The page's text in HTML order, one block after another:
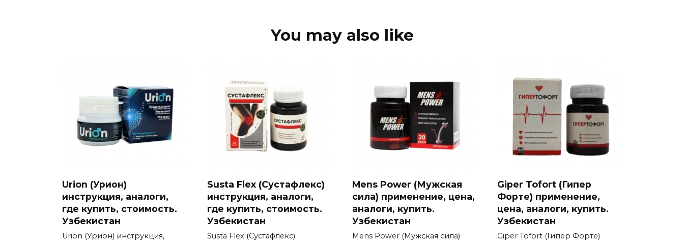
You may also like
Urion (Урион)
инструкция, аналоги,
где купить, стоимость.
Узбекистан
Urion (Урион) инструкция,
Susta Flex (Сустафлекс)
инструкция, аналоги,
где купить, стоимость.
Узбекистан
Susta Flex (Сустафлекс)
Mens Power (Мужская
сила) применение, цена,
аналоги, купить.
Узбекистан
Mens Power (Мужская сила)
Giper Tofort (Гипер
Форте) применение,
цена, аналоги, купить.
Узбекистан
Giper Tofort (Гипер Форте)